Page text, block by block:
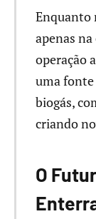
Enquanto
apenas
operação
uma
biogás,
criando
O